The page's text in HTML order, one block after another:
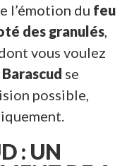
l’émotion du feu
des granulés,
vous voulez
Barascud se
possible,
: UN